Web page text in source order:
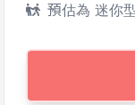
預估為 迷你